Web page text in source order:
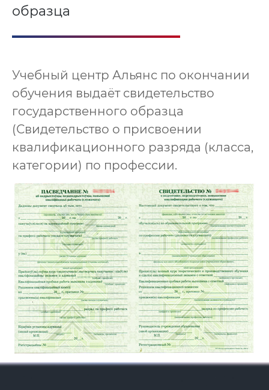
образца
Учебный центр Альянс по окончании
обучения выдаёт свидетельство
государственного образца
(Свидетельство о присвоении
квалификационного разряда (класса,
категории) по профессии.